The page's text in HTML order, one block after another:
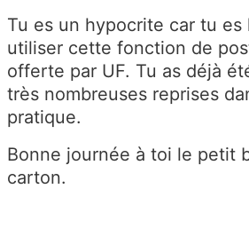
Tu es un hypocrite car tu es
utiliser cette fonction de
offerte par UF. Tu as déjà
très nombreuses reprises
pratique.
Bonne journée à toi le petit
carton.